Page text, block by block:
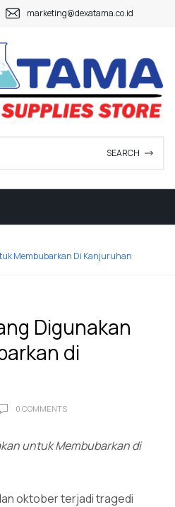
marketing@dexatama.co.id
SEARCH
Membubarkan Di Kanjuruhan
Digunakan
di
0 COMMENTS
untuk Membubarkan di
oktober terjadi tragedi